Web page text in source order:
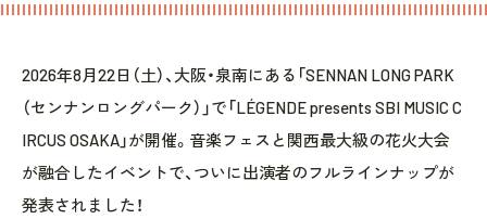
2026年8月22日（土）、大阪・泉南にある「SENNAN LONG PARK
（センナンロングパーク）」で「LÉGENDE presents SBI MUSIC C
IRCUS OSAKA」が開催。音楽フェスと関西最大級の花火大会
が融合したイベントで、ついに出演者のフルラインナップが
発表されました！